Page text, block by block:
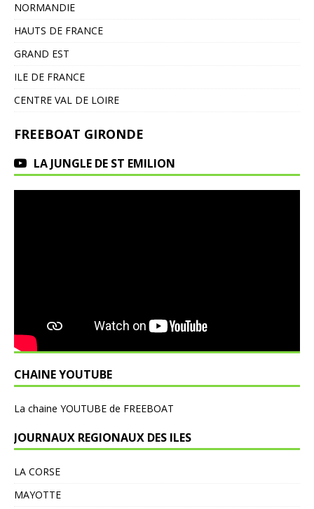
NORMANDIE
HAUTS DE FRANCE
GRAND EST
ILE DE FRANCE
CENTRE VAL DE LOIRE
FREEBOAT GIRONDE
LA JUNGLE DE ST EMILION
CHAINE YOUTUBE
La chaine YOUTUBE de FREEBOAT
JOURNAUX REGIONAUX DES ILES
LA CORSE
MAYOTTE